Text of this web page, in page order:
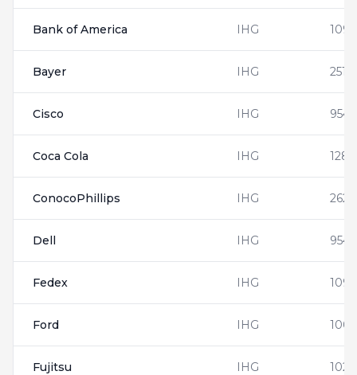
Bank of America IHG
Bayer IHG
Cisco IHG
Coca Cola IHG
ConocoPhillips IHG
Dell IHG
Fedex IHG
Ford IHG
Fujitsu IHG